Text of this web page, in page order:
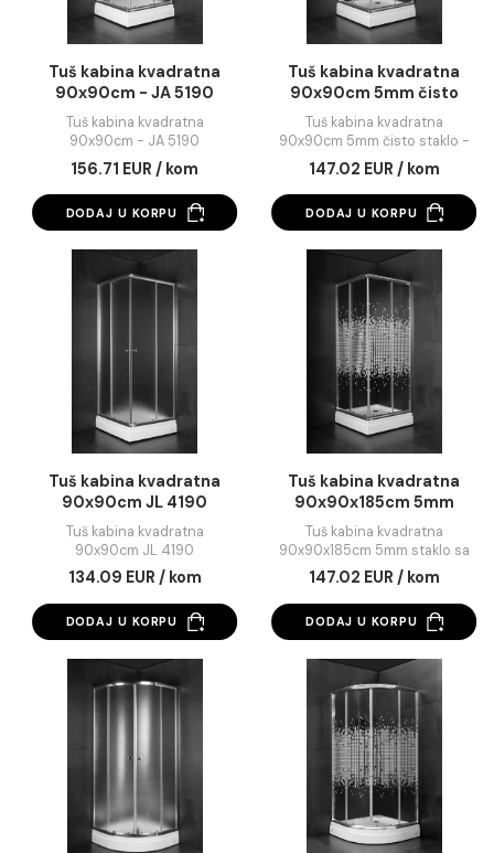
Tuš kabina kvadratna
Tuš kabina kvadratna
90x90cm - JA 5190
156.71 EUR / kom
DODAJ U KORPU
Tuš kabina
staklo - JA 5192
Tuš kabina kvadratna
90x90cm 5mm čisto
JA 5192
147.02 EUR / kom
DODAJ U KORPU
Tuš kabina kvadratna
90x90cm JL 4190
Tuš kabina kvadratna
134.09 EUR / kom
DODAJ U KORPU
Tuš kabina
90x90x185cm
staklo sa
Tuš kabina kvadratna
90x90x185cm 5mm
kvadratićima
147.02 EUR / kom
DODAJ U KORPU